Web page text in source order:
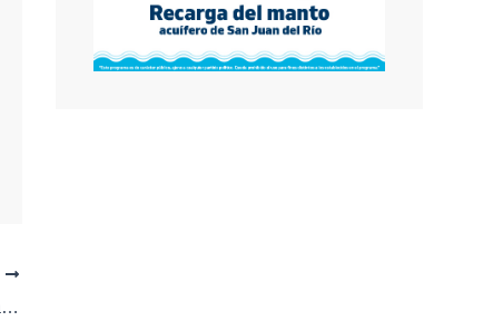
Dengue en Querétaro: 20 Casos Confirmados y Medidas Intensivas Contra el Vector